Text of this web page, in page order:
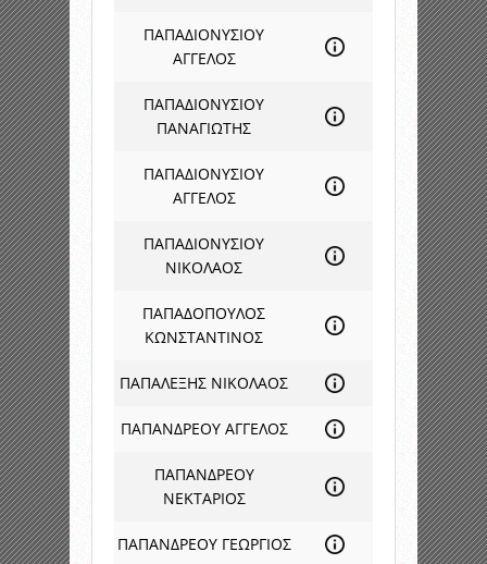
ΠΑΠΑΔΙΟΝΥΣΙΟΥ
ΑΓΓΕΛΟΣ
ΠΑΠΑΔΙΟΝΥΣΙΟΥ
ΠΑΝΑΓΙΩΤΗΣ
ΠΑΠΑΔΙΟΝΥΣΙΟΥ
ΑΓΓΕΛΟΣ
ΠΑΠΑΔΙΟΝΥΣΙΟΥ
ΝΙΚΟΛΑΟΣ
ΠΑΠΑΔΟΠΟΥΛΟΣ
ΚΩΝΣΤΑΝΤΙΝΟΣ
ΠΑΠΑΛΕΞΗΣ ΝΙΚΟΛΑΟΣ
ΠΑΠΑΝΔΡΕΟΥ ΑΓΓΕΛΟΣ
ΠΑΠΑΝΔΡΕΟΥ
ΝΕΚΤΑΡΙΟΣ
ΠΑΠΑΝΔΡΕΟΥ ΓΕΩΡΓΙΟΣ